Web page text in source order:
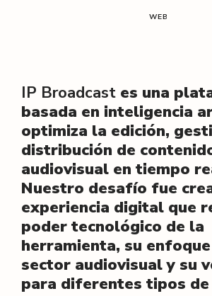
WEB
IP Broadcast es una
basada en inteligencia
optimiza la edición,
distribución de
audiovisual en tiempo
Nuestro desafío fue
experiencia digital que
poder tecnológico de la
herramienta, su
sector audiovisual y su
para diferentes tipos de